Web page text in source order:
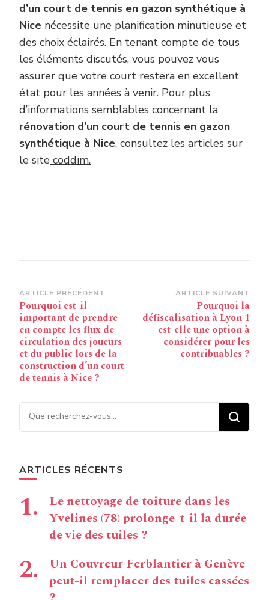
d’un court de tennis en gazon synthétique à
Nice nécessite une planification minutieuse et
des choix éclairés. En tenant compte de tous
les éléments discutés, vous pouvez vous
assurer que votre court restera en excellent
état pour les années à venir. Pour plus
d’informations semblables concernant la
rénovation d’un court de tennis en gazon
synthétique à Nice, consultez les articles sur
le site coddim.
Navigation
d’article
ARTICLE PRÉCÉDENT
Pourquoi est-il
important de prendre
en compte les flux de
circulation des joueurs
et du public lors de la
construction d’un court
de tennis à Nice ?
ARTICLE SUIVANT
Pourquoi la
défiscalisation à Lyon 1
est-elle une option à
considérer pour les
contribuables ?
Vous recherchiez quelque
chose ?
ARTICLES RÉCENTS
Le nettoyage de toiture dans les
Yvelines (78) prolonge-t-il la durée
de vie des tuiles ?
Un Couvreur Ferblantier à Genève
peut-il remplacer des tuiles cassées